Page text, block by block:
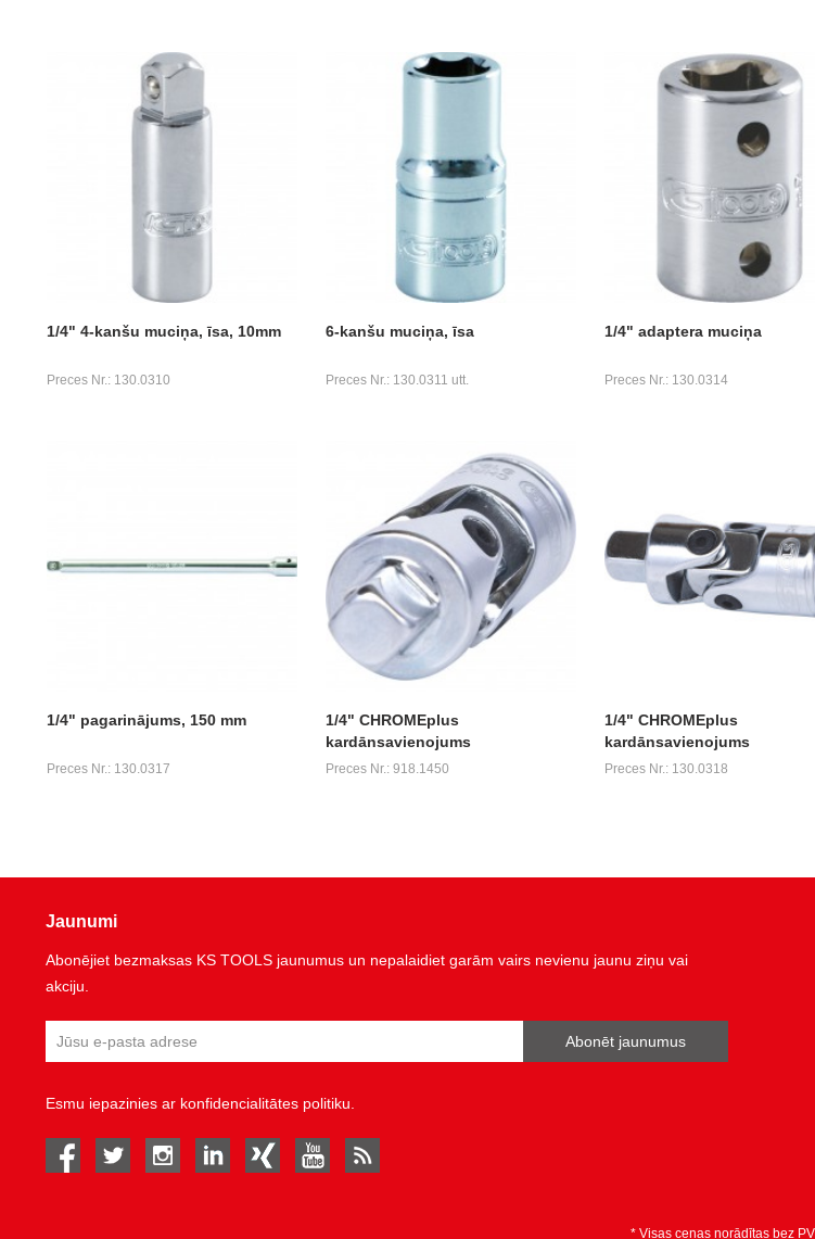
1/4" 4-kanšu muciņa, īsa, 10mm
Preces Nr.: 130.0310
6-kanšu muciņa, īsa
Preces Nr.: 130.0311 utt.
1/4" adaptera muciņa
Preces Nr.: 130.0314
1/4" pagarinājums, 150 mm
Preces Nr.: 130.0317
1/4" CHROMEplus
kardānsavienojums
Preces Nr.: 918.1450
1/4" CHROMEplus
kardānsavienojums
Preces Nr.: 130.0318
Jaunumi
Abonējiet bezmaksas KS TOOLS jaunumus un nepalaidiet garām vairs nevienu jaunu ziņu vai
akciju.
Abonēt jaunumus
Esmu iepazinies ar konfidencialitātes politiku
facebook twitter instagramlinked in Xing youtube
* Visas cenas norādītas bez